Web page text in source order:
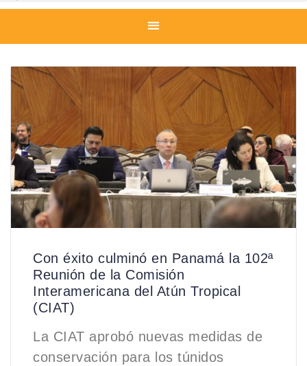
Con éxito culminó en Panamá la 102ª
Reunión de la Comisión
Interamericana del Atún Tropical
(CIAT)
La CIAT aprobó nuevas medidas de
conservación para los túnidos